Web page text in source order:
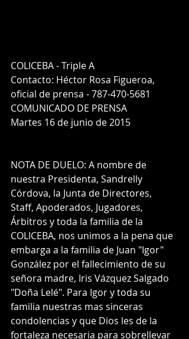
COLICEBA - Triple A
Contacto: Héctor Rosa Figueroa,
oficial de prensa - 787-470-5681
COMUNICADO DE PRENSA
Martes 16 de junio de 2015
NOTA DE DUELO: A nombre de
nuestra Presidenta, Sandrelly
Córdova, la Junta de Directores,
Staff, Apoderados, Jugadores,
Árbitros y toda la familia de la
COLICEBA, nos unimos a la pena que
embarga a la familia de Juan "Igor"
González por el fallecimiento de su
señora madre, Iris Vázquez Salgado
"Doña Lelé". Para Igor y toda su
familia nuestras mas sinceras
condolencias y que Dios les de la
fortaleza necesaria para sobrellevar